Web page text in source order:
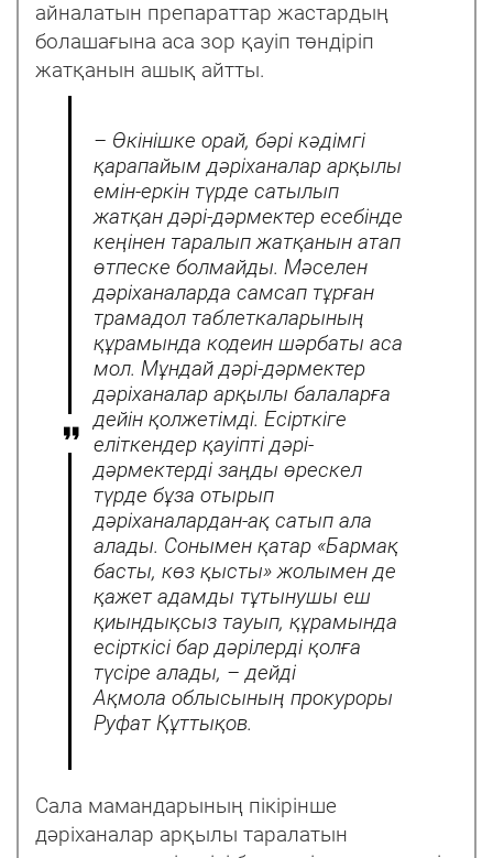
айналатын препараттар жастардың
болашағына аса зор қауіп төндіріп
жатқанын ашық айтты.
– Өкінішке орай, бəрі кəдімгі
қарапайым дəріханалар арқылы
емін-еркін түрде сатылып
жатқан дəрі-дəрмектер есебінде
кеңінен таралып жатқанын атап
өтпеске болмайды. Мəселен
дəріханаларда самсап тұрған
трамадол таблеткаларының
құрамында кодеин шəрбаты аса
мол. Мұндай дəрі-дəрмектер
дəріханалар арқылы балаларға
дейін қолжетімді. Есірткіге
еліткендер қауіпті дəрі-
дəрмектерді заңды өрескел
түрде бұза отырып
дəріханалардан-ақ сатып ала
алады. Сонымен қатар «Бармақ
басты, көз қысты» жолымен де
қажет адамды тұтынушы еш
қиындықсыз тауып, құрамында
есірткісі бар дəрілерді қолға
түсіре алады, – дейді
Ақмола облысының прокуроры
Руфат Құттықов.
Сала мамандарының пікірінше
дəріханалар арқылы таралатын